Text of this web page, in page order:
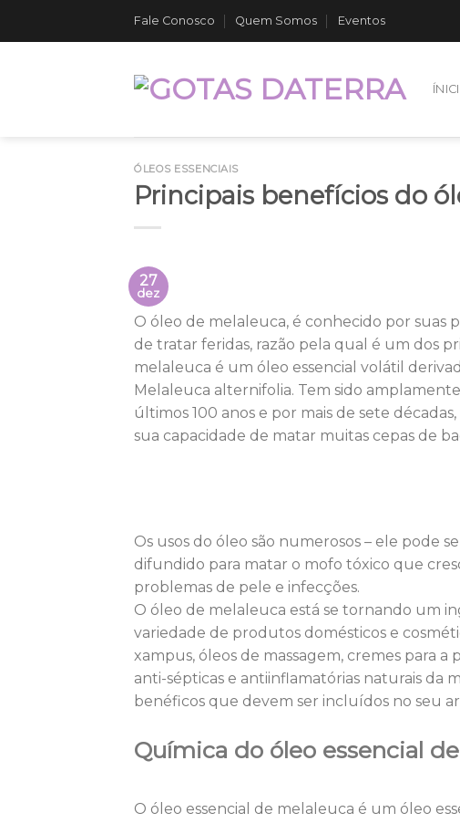
Fale Conosco Quem Somos Eventos
ÓLEOS ESSENCIAIS
Principais benefícios do
27
dez
O óleo de melaleuca, é conhecido por suas
de tratar feridas, razão pela qual é um dos
melaleuca é um óleo essencial volátil
Melaleuca alternifolia. Tem sido
últimos 100 anos e por mais de sete
sua capacidade de matar muitas cepas de
Os usos do óleo são numerosos – ele pode
difundido para matar o mofo tóxico que
problemas de pele e infecções.
O óleo de melaleuca está se tornando um
variedade de produtos domésticos e
xampus, óleos de massagem, cremes para
anti-sépticas e antiinflamatórias naturais da
benéficos que devem ser incluídos no seu
Química do óleo essencial
O óleo essencial de melaleuca é um óleo